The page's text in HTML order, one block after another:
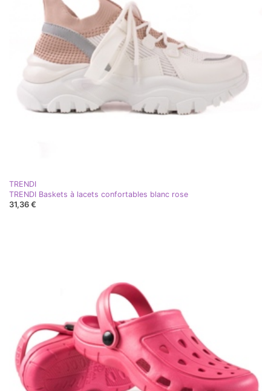
TRENDI
TRENDI Baskets à lacets confortables blanc rose
31,36 €